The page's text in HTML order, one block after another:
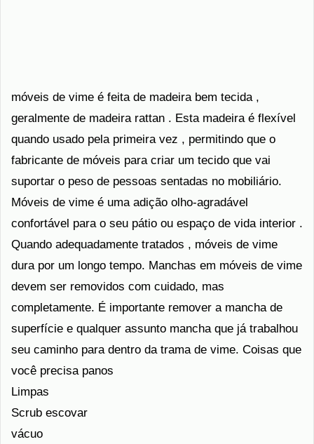
móveis de vime é feita de madeira bem tecida ,
geralmente de madeira rattan . Esta madeira é flexível
quando usado pela primeira vez , permitindo que o
fabricante de móveis para criar um tecido que vai
suportar o peso de pessoas sentadas no mobiliário.
Móveis de vime é uma adição olho-agradável
confortável para o seu pátio ou espaço de vida interior .
Quando adequadamente tratados , móveis de vime
dura por um longo tempo. Manchas em móveis de vime
devem ser removidos com cuidado, mas
completamente. É importante remover a mancha de
superfície e qualquer assunto mancha que já trabalhou
seu caminho para dentro da trama de vime. Coisas que
você precisa panos
Limpas
Scrub escovar
vácuo